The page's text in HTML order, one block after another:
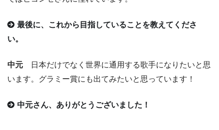
最後に、これから目指していることを教えてくださ
い。
中元 日本だけでなく世界に通用する歌手になりたいと思
います。グラミー賞にも出てみたいと思っています！
中元さん、ありがとうございました！